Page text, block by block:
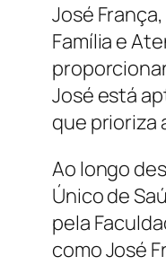
José
Família e
José está
que prioriza
Ao longo
Único de
pela
como José